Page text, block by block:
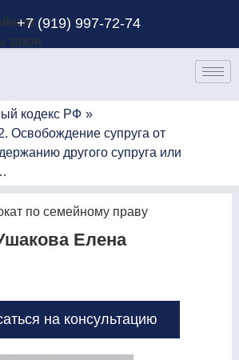
+7 (919) 997-72-74
кодекс РФ »
Освобождение супруга от
другого супруга или
по семейному праву
Елена
на консультацию